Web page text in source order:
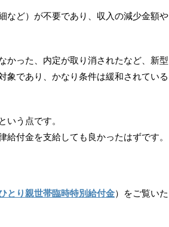
など）が不要であり、収入の減少金額や
かった、内定が取り消されたなど、新型
象であり、かなり条件は緩和されている
う点です。
付金を支給しても良かったはずです。
とり親世帯臨時特別給付金）をご覧いた